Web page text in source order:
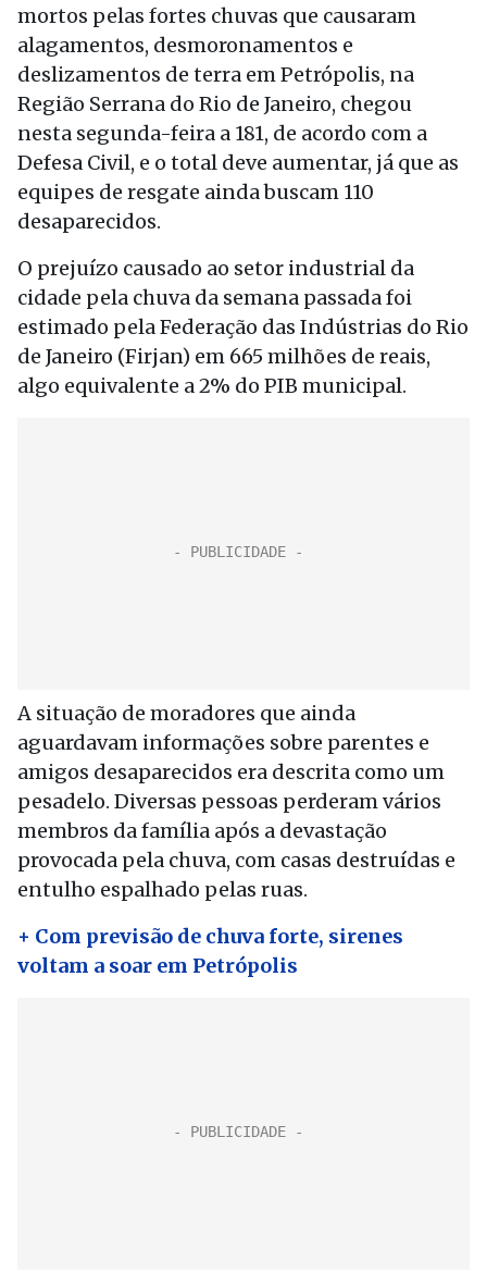
mortos pelas fortes chuvas que causaram
alagamentos, desmoronamentos e
deslizamentos de terra em Petrópolis, na
Região Serrana do Rio de Janeiro, chegou
nesta segunda-feira a 181, de acordo com a
Defesa Civil, e o total deve aumentar, já que as
equipes de resgate ainda buscam 110
desaparecidos.
O prejuízo causado ao setor industrial da
cidade pela chuva da semana passada foi
estimado pela Federação das Indústrias do Rio
de Janeiro (Firjan) em 665 milhões de reais,
algo equivalente a 2% do PIB municipal.
A situação de moradores que ainda
aguardavam informações sobre parentes e
amigos desaparecidos era descrita como um
pesadelo. Diversas pessoas perderam vários
membros da família após a devastação
provocada pela chuva, com casas destruídas e
entulho espalhado pelas ruas.
+ Com previsão de chuva forte, sirenes
voltam a soar em Petrópolis